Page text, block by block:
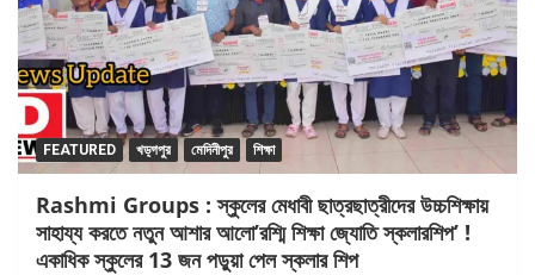
FEATURED খড়্গপুর মেদিনীপুর শিক্ষা
Rashmi Groups : স্কুলের মেধাবী ছাত্রছাত্রীদের উচ্চশিক্ষায়
সাহায্য করতে নতুন আশার আলো’রশ্মি শিক্ষা জ্যোতি স্কলারশিপ’ !
একাধিক স্কুলের 13 জন পড়ুয়া পেল স্কলার শিপ